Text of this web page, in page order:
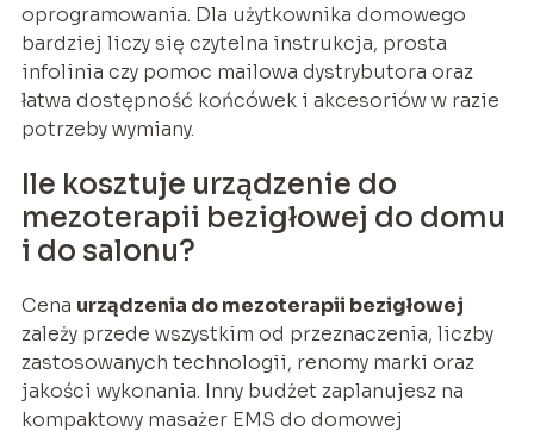
oprogramowania. Dla użytkownika domowego
bardziej liczy się czytelna instrukcja, prosta
infolinia czy pomoc mailowa dystrybutora oraz
łatwa dostępność końcówek i akcesoriów w razie
potrzeby wymiany.
Ile kosztuje urządzenie do
mezoterapii bezigłowej do domu
i do salonu?
Cena urządzenia do mezoterapii bezigłowej
zależy przede wszystkim od przeznaczenia, liczby
zastosowanych technologii, renomy marki oraz
jakości wykonania. Inny budżet zaplanujesz na
kompaktowy masażer EMS do domowej